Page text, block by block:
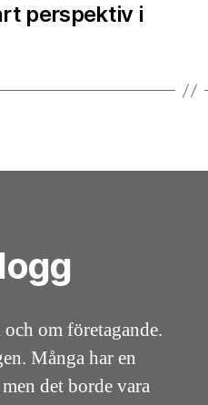
perspektiv i
om företagande.
Många har en
det borde vara